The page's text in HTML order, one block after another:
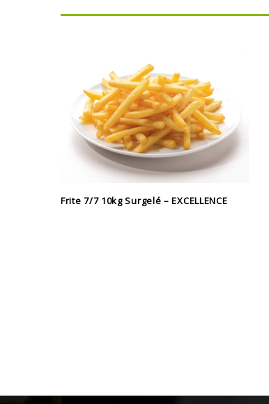
Frite 7/7 10kg Surgelé – EXCELLENCE